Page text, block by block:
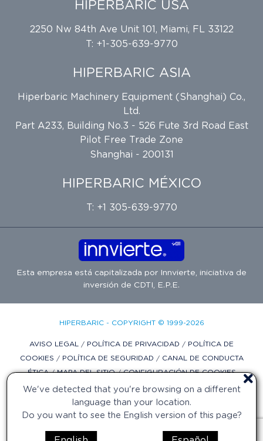
We've detected that you're browsing on a different
language than your location.
Do you want to see the English version of this page?
HIPERBARIC USA
2250 Nw 84th Ave Unit 101, Miami, FL 33122
T: +1-305-639-9770
HIPERBARIC ASIA
Hiperbaric Machinery Equipment (Shanghai) Co.,
Ltd.
Part A233, Building No.3 - 526 Fute 3rd Road East
Pilot Free Trade Zone
Shanghai - 200131
HIPERBARIC MÉXICO
T: +1 305-639-9770
Esta empresa está capitalizada por Innvierte , iniciativa de
inversión de CDTI, E.P.E.
HIPERBARIC - COPYRIGHT © 1999-2026
AVISO LEGAL / POLÍTICA DE PRIVACIDAD / POLÍTICA DE
COOKIES / POLÍTICA DE SEGURIDAD / CANAL DE CONDUCTA
ÉTICA/MAPA DEL SITIO/CONFIGURACIÓN DE COOKIES
DISEÑO WEB POR DIFADI.COM